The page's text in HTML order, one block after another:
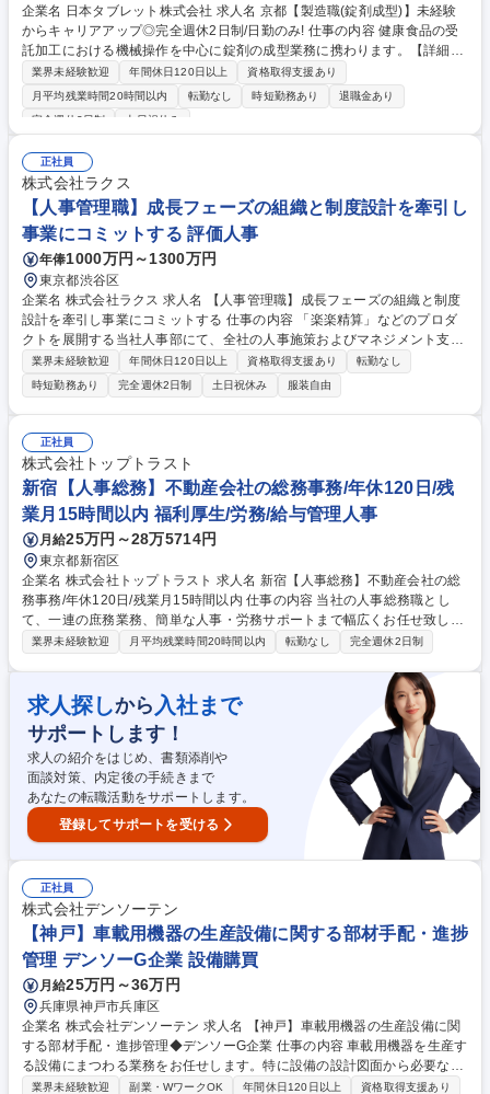
企業名 日本タブレット株式会社 求人名 京都【製造職(錠剤成型)】未経験
からキャリアアップ◎完全週休2日制/日勤のみ! 仕事の内容 健康食品の受
託加工における機械操作を中心に錠剤の成型業務に携わります。【詳細】
サプリメントの原料を顆粒や錠剤の形に加工します。原料の特性を考慮し
品質の高いものをつくるため、日々調整を行います。 【具体的には】原料
を混ぜるための機械や顆粒や錠剤の形に加工する機械のオペレーター業務
料の配合や、加工した製品の検査などにも携わります。【キャリア】フロ
アリーダー⇒主任⇒係長⇒課長・・・と役職的なマネジメント経験を積む
ことができます。また、生産管理業務も包括する営業職や試作研究部門へ
のジョブチェンジ実績もあります。 募集職種 京都【製造職(錠剤成型)】未
経験からキャリアアップ◎完全週休2日制/日勤のみ!
業界未経験歓迎 年間休日120日以上
資格取得支援あり
月平均残業時間20時間以内
転勤なし 時短勤務あり
退職金あり
完全週休2日制
土日祝休み
正社員
株式会社ラクス
【人事管理職】成長フェーズの組織と制度設計を牽引し
事業にコミットする 評価人事
年俸1000万円～1300万円
東京都渋谷区
企業名 株式会社ラクス 求人名 【人事管理職】成長フェーズの組織と制度
設計を牽引し事業にコミットする 仕事の内容 「楽楽精算」などのプロダ
クトを展開する当社人事部にて、全社の人事施策およびマネジメント支援
を通じ、マネジメントを機能させ個人の成長に貢献する組織運営を担いま
す。 【具体的には】■人事課題の分析（組織診断・キャリアアンケート
等）と抽出された重要課題に対する改善施策の企画・実行 ■評価制度の設
計・運用・改善（分析・スコアリングによるバラつき是正、制度浸透に向
けた啓蒙施策・講習会企画等） ■女性管理職輩出に向けた制度設計、現場
管理職のマネジメント支援、人事労務トラブルシューティング対応 ■チー
ムメンバー（5名）の目標設定・育成・進捗管理等のマネジメント業務 募
集職種 【人事管理職】成長フェーズの組織と制度設計を牽引し事業にコミ
ットする
業界未経験歓迎 年間休日120日以上 資格取得支援あり
転勤なし
時短勤務あり
完全週休2日制 土日祝休み 服装自由
正社員
株式会社トップトラスト
新宿【人事総務】不動産会社の総務事務/年休120日/残
業月15時間以内 福利厚生/労務/給与管理人事
月給25万円～28万5714円
東京都新宿区
企業名 株式会社トップトラスト 求人名 新宿【人事総務】不動産会社の総
務事務/年休120日/残業月15時間以内 仕事の内容 当社の人事総務職とし
て、一連の庶務業務、簡単な人事・労務サポートまで幅広くお任せ致しま
す。社内の円滑な運営を支える“縁の下の力持ち”として、幅広い業務を担
労務サポート ■メンバーの入退社に伴う諸手続き、管理 ■契約書・文書管
理、手続き対応(保険手続き中心) ■出入金管理(小口業務) 募集職種 新宿
【人事総務】不動産会社の総務事務/年休120日/残業月15時間以内
業界未経験歓迎 月平均残業時間20時間以内 転勤なし 完全週休2日制
求人探しから 入社まで
サポートします！
求人の紹介をはじめ、書類添削や
面談対策、内定後の手続きまで
あなたの転職活動をサポートします。
登録してサポートを受ける
正社員
株式会社デンソーテン
【神戸】車載用機器の生産設備に関する部材手配・進捗
管理 デンソーG企業 設備購買
月給25万円～36万円
兵庫県神戸市兵庫区
企業名 株式会社デンソーテン 求人名 【神戸】車載用機器の生産設備に関
する部材手配・進捗管理◆デンソーG企業 仕事の内容 車載用機器を生産す
る設備にまつわる業務をお任せします。特に設備の設計図面から必要な部
材を発注する事務業務をご担当いただきます。ゆくゆくは設備設計や工程
業界未経験歓迎 副業・WワークOK 年間休日120日以上
資格取得支援あり